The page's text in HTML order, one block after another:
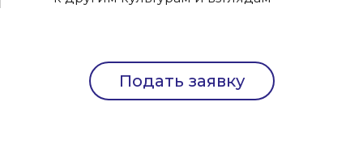
Подать заявку